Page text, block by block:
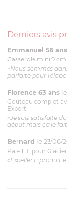
Derniers avis
Emmanuel 56 ans
Casserole mini 9 cm
«Nous sommes
parfaite pour
Florence 63 ans
Couteau complet
Expert
«Je suis satisfaite
début mais ça le
Bernard le 23/06/
Pale 1.1L pour
«Excellent: produit